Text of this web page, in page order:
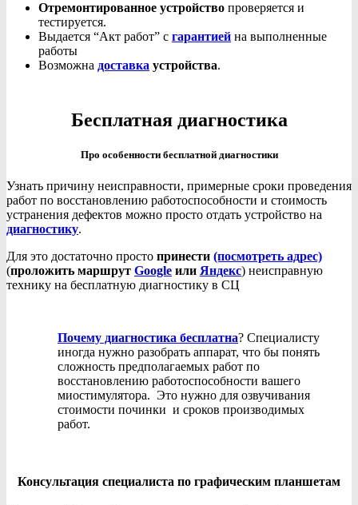
Отремонтированное устройство проверяется и
тестируется.
Выдается “Акт работ” с гарантией на выполненные
работы
Возможна доставка устройства.
Бесплатная диагностика
Про особенности бесплатной диагностики
Узнать причину неисправности, примерные сроки проведения
работ по восстановлению работоспособности и стоимость
устранения дефектов можно просто отдать устройство на
диагностику.
Для это достаточно просто принести (посмотреть адрес)
(проложить маршрут Google или Яндекс) неисправную
технику на бесплатную диагностику в СЦ
Почему диагностика бесплатна? Специалисту
иногда нужно разобрать аппарат, что бы понять
сложность предполагаемых работ по
восстановлению работоспособности вашего
миостимулятора. Это нужно для озвучивания
стоимости починки и сроков производимых
работ.
Консультация специалиста по графическим планшетам